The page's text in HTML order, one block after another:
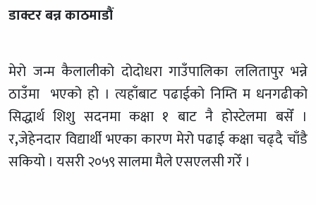
डाक्टर बन्न काठमाडौं
मेरो जन्म कैलालीको दोदोधरा गाउँपालिका ललितापुर भन्ने
ठाउँमा भएको हो । त्यहाँबाट पढाईको निम्ति म धनगढीको
सिद्धार्थ शिशु सदनमा कक्षा १ बाट नै होस्टेलमा बसेँ ।
र,जेहेनदार विद्यार्थी भएका कारण मेरो पढाई कक्षा चढ्दै चाँडै
सकियो । यसरी २०५९ सालमा मैले एसएलसी गरेँ ।